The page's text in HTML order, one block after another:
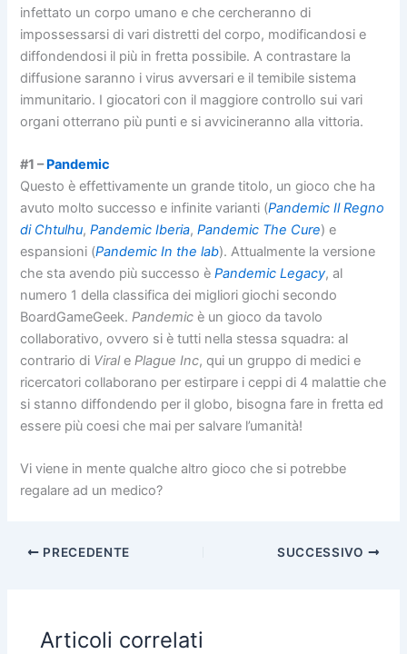
infettato un corpo umano e che cercheranno di
impossessarsi di vari distretti del corpo, modificandosi e
diffondendosi il più in fretta possibile. A contrastare la
diffusione saranno i virus avversari e il temibile sistema
immunitario. I giocatori con il maggiore controllo sui vari
organi otterrano più punti e si avvicineranno alla vittoria.
#1 –Pandemic
Questo è effettivamente un grande titolo, un gioco che ha
avuto molto successo e infinite varianti (Pandemic Il Regno
di Chtulhu,Pandemic Iberia,Pandemic The Cure) e
espansioni (Pandemic In the lab). Attualmente la versione
che sta avendo più successo èPandemic Legacy, al
numero 1 della classifica dei migliori giochi secondo
BoardGameGeek. Pandemic è un gioco da tavolo
collaborativo, ovvero si è tutti nella stessa squadra: al
contrario di ViralePlague Inc, qui un gruppo di medici e
ricercatori collaborano per estirpare i ceppi di 4 malattie che
si stanno diffondendo per il globo, bisogna fare in fretta ed
essere più coesi che mai per salvare l’umanità!
Vi viene in mente qualche altro gioco che si potrebbe
regalare ad un medico?
PRECEDENTE SUCCESSIVO
Articoli correlati